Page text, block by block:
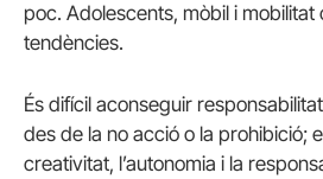
poc. Adolescents, mòbil i mobilitat
tendències.
És difícil aconseguir
des de la no acció o la prohibició;
creativitat, l’autonomia i la